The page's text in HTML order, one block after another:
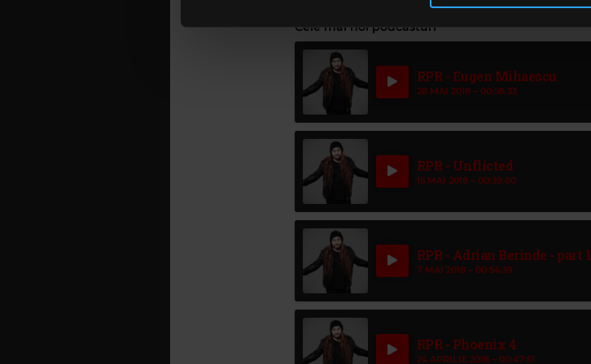
Cele mai noi podcasturi
RPR - Eugen Mihaescu
28 MAI 2018 – 00:58:33
RPR - Unflicted
15 MAI 2018 – 00:39:00
RPR - Adrian Berinde - part 1
7 MAI 2018 – 00:54:39
RPR - Phoenix 4
24 APRILIE 2018 – 00:47:51